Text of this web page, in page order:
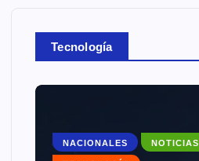
Tecnología
NACIONALES NOTICIAS